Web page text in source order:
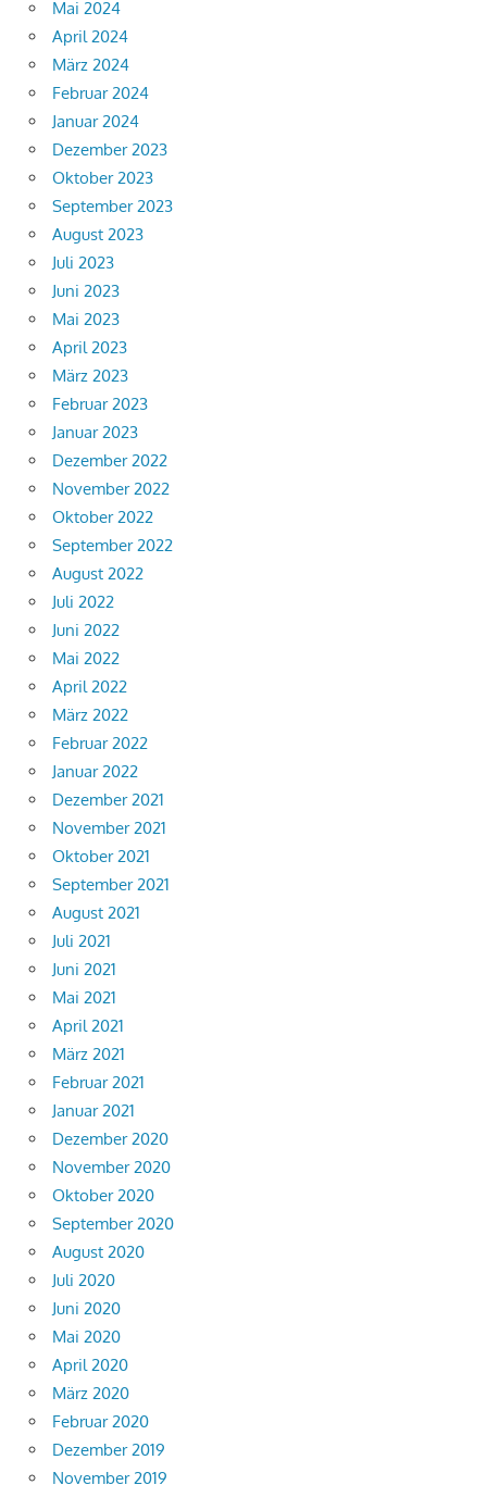
Mai 2024
April 2024
März 2024
Februar 2024
Januar 2024
Dezember 2023
Oktober 2023
September 2023
August 2023
Juli 2023
Juni 2023
Mai 2023
April 2023
März 2023
Februar 2023
Januar 2023
Dezember 2022
November 2022
Oktober 2022
September 2022
August 2022
Juli 2022
Juni 2022
Mai 2022
April 2022
März 2022
Februar 2022
Januar 2022
Dezember 2021
November 2021
Oktober 2021
September 2021
August 2021
Juli 2021
Juni 2021
Mai 2021
April 2021
März 2021
Februar 2021
Januar 2021
Dezember 2020
November 2020
Oktober 2020
September 2020
August 2020
Juli 2020
Juni 2020
Mai 2020
April 2020
März 2020
Februar 2020
Dezember 2019
November 2019